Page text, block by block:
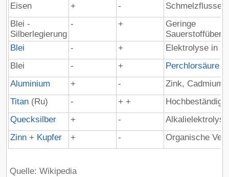
Eisen
+ -
Blei -
Silberlegierung
- +
Geringe
Blei
- +
Elektrolyse in
Blei
- +
Perchlorsäure
Aluminium
+ -
Zink,
Titan (Ru) - + +
Hochbeständig
Quecksilber
+ -
Alkalielektrolyse
Zinn + Kupfer + - Organische
Quelle: Wikipedia